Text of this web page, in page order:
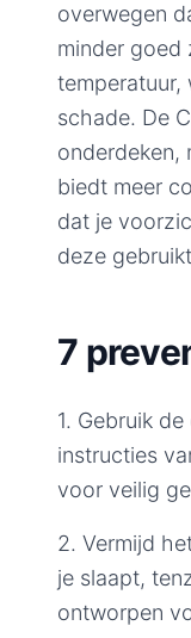
overwegen
minder goed
temperatuur,
schade. De
onderdeken,
biedt meer
dat je
deze
7
1. Gebruik
instructies
voor veilig
2. Vermijd
je slaapt,
ontworpen